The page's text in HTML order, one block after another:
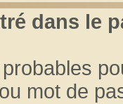
dans le
mot de